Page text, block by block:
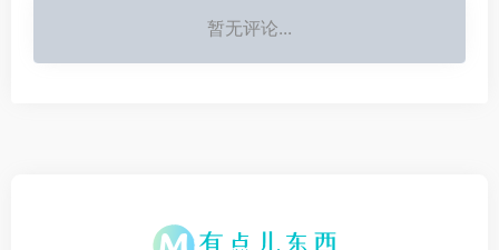
暂无评论...